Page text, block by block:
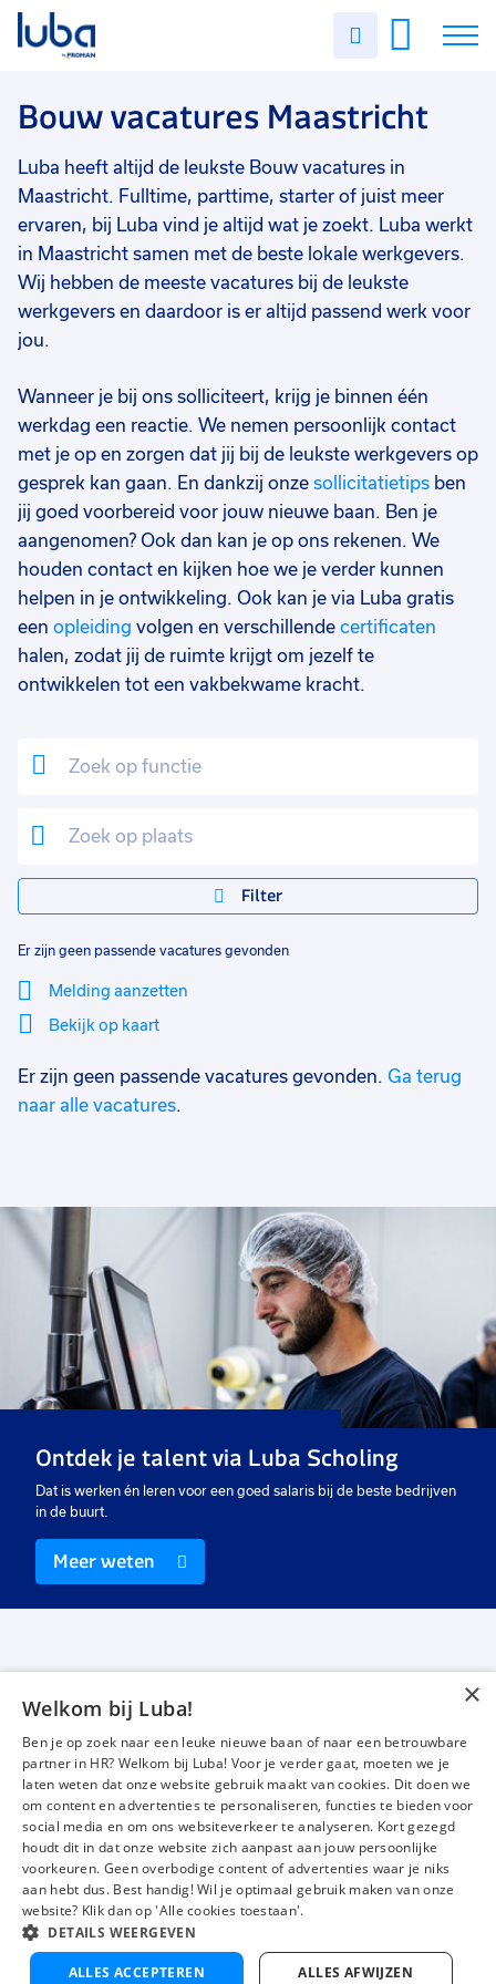
Uren
Vacatures
Over ons
Voor werkgevers
Contact
Bouw vacatures Maastricht
Luba heeft altijd de leukste Bouw vacatures in
Maastricht. Fulltime, parttime, starter of juist meer
ervaren, bij Luba vind je altijd wat je zoekt. Luba werkt
in Maastricht samen met de beste lokale werkgevers.
Wij hebben de meeste vacatures bij de leukste
werkgevers en daardoor is er altijd passend werk voor
jou.
Wanneer je bij ons solliciteert, krijg je binnen één
werkdag een reactie. We nemen persoonlijk contact
met je op en zorgen dat jij bij de leukste werkgevers op
gesprek kan gaan. En dankzij onze sollicitatietips ben
jij goed voorbereid voor jouw nieuwe baan. Ben je
aangenomen? Ook dan kan je op ons rekenen. We
houden contact en kijken hoe we je verder kunnen
helpen in je ontwikkeling. Ook kan je via Luba gratis
een opleiding volgen en verschillende certificaten
halen, zodat jij de ruimte krijgt om jezelf te
ontwikkelen tot een vakbekwame kracht.
Filter
Filter vacatures
Vakgebied 0
Opleidingsniveau
Uren per week 0
Er zijn geen passende vacatures gevonden
Melding aanzetten
Bekijk op kaart
Sluiten
Er zijn geen passende vacatures gevonden. Ga terug
naar alle vacatures.
Ontdek je talent via Luba Scholing
Dat is werken én leren voor een goed salaris bij de beste bedrijven
in de buurt.
Meer weten
Werken bij Luba
Voor werkgevers
Mijn Luba
Contact
InstagramFacebookLinkedIn YouTube
Luba wordt beoordeeld met een
4,3 uit 5
van 1483 Google-reviews
×
Welkom bij Luba!
Ben je op zoek naar een leuke nieuwe baan of naar een betrouwbare
partner in HR? Welkom bij Luba! Voor je verder gaat, moeten we je
laten weten dat onze website gebruik maakt van cookies. Dit doen we
om content en advertenties te personaliseren, functies te bieden voor
social media en om ons websiteverkeer te analyseren. Kort gezegd
houdt dit in dat onze website zich aanpast aan jouw persoonlijke
voorkeuren. Geen overbodige content of advertenties waar je niks
aan hebt dus. Best handig! Wil je optimaal gebruik maken van onze
website? Klik dan op 'Alle cookies toestaan'.
DETAILS WEERGEVEN
ALLES ACCEPTEREN ALLES AFWIJZEN